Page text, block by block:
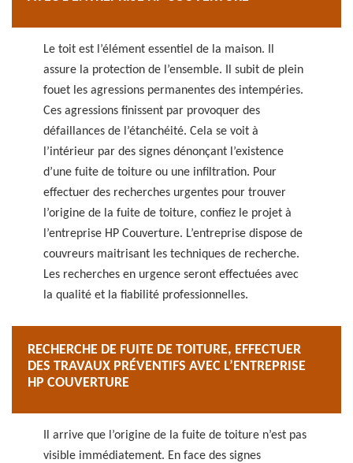
Le toit est l’élément essentiel de la maison. Il
assure la protection de l’ensemble. Il subit de plein
fouet les agressions permanentes des intempéries.
Ces agressions finissent par provoquer des
défaillances de l’étanchéité. Cela se voit à
l’intérieur par des signes dénonçant l’existence
d’une fuite de toiture ou une infiltration. Pour
effectuer des recherches urgentes pour trouver
l’origine de la fuite de toiture, confiez le projet à
l’entreprise HP Couverture. L’entreprise dispose de
couvreurs maitrisant les techniques de recherche.
Les recherches en urgence seront effectuées avec
la qualité et la fiabilité professionnelles.
RECHERCHE DE FUITE DE TOITURE, EFFECTUER
DES TRAVAUX PRÉVENTIFS AVEC L’ENTREPRISE
HP COUVERTURE
Il arrive que l’origine de la fuite de toiture n’est pas
visible immédiatement. En face des signes